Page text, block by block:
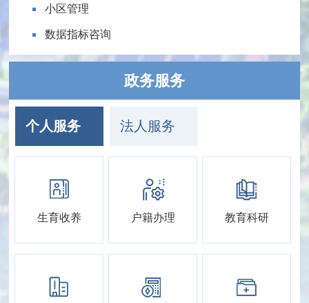
小区管理
数据指标咨询
政务服务
个人服务 法人服务
生育收养 户籍办理 教育科研